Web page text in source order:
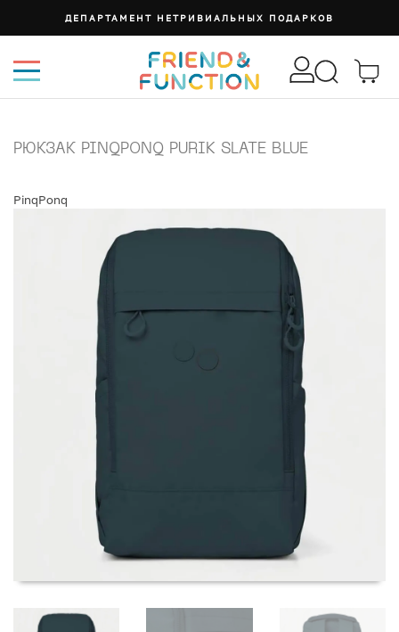
ДЕПАРТАМЕНТ НЕТРИВИАЛЬНЫХ ПОДАРКОВ
РЮКЗАК PINQPONQ PURIK SLATE BLUE
PinqPonq